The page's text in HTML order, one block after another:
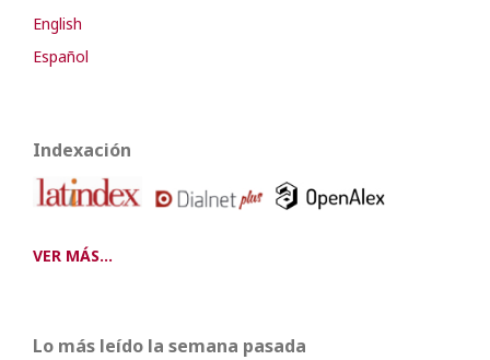
English
Español
Indexación
VER MÁS...
Lo más leído la semana pasada